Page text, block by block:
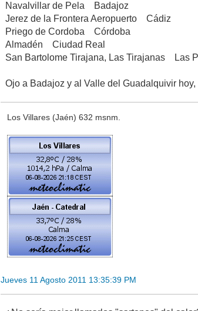
Navalvillar de Pela
Jerez de la Frontera
Priego de Cordoba
Almadén Ciudad Real
San Bartolome Tirajana, Las
Ojo a Badajoz y al Valle del Guadalquivir
Los Villares (Jaén) 632 msnm.
Jueves 11 Agosto 2011 13:35:39 PM